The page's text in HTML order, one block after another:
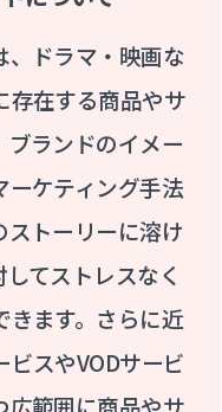
、ドラマ・映画な
存在する商品やサ
ブランドのイメー
ーケティング手法
ストーリーに溶け
てストレスなく
きます。さらに近
スやVODサービ